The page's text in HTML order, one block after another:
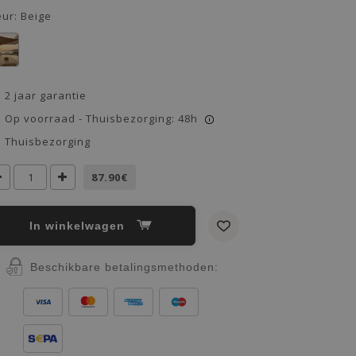
Beige
2 jaar garantie
Op voorraad - Thuisbezorging: 48h
i
Thuisbezorging
87.90€
In winkelwagen
Beschikbare betalingsmethoden: